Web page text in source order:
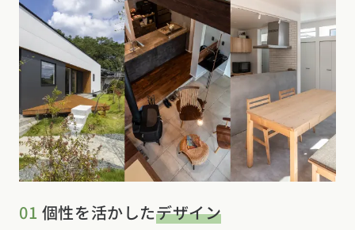
01 個性を活かしたデザイン